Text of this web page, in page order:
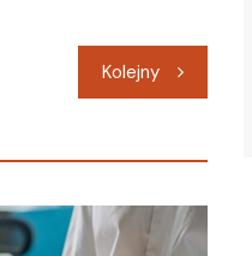
Kolejny